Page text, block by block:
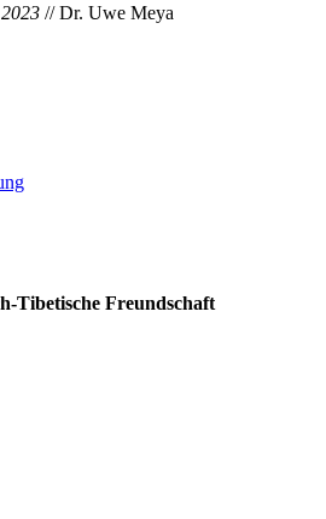
// Dr. Uwe Meya
Tibetische Freundschaft